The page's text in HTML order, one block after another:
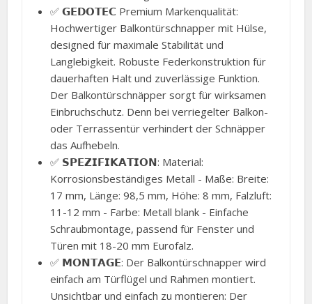
✅ 𝗚𝗘𝗗𝗢𝗧𝗘𝗖 Premium Markenqualität:
Hochwertiger Balkontürschnapper mit Hülse,
designed für maximale Stabilität und
Langlebigkeit. Robuste Federkonstruktion für
dauerhaften Halt und zuverlässige Funktion.
Der Balkontürschnäpper sorgt für wirksamen
Einbruchschutz. Denn bei verriegelter Balkon-
oder Terrassentür verhindert der Schnäpper
das Aufhebeln.
✅ 𝗦𝗣𝗘𝗭𝗜𝗙𝗜𝗞𝗔𝗧𝗜𝗢𝗡: Material:
Korrosionsbeständiges Metall - Maße: Breite:
17 mm, Länge: 98,5 mm, Höhe: 8 mm, Falzluft:
11-12 mm - Farbe: Metall blank - Einfache
Schraubmontage, passend für Fenster und
Türen mit 18-20 mm Eurofalz.
✅ 𝗠𝗢𝗡𝗧𝗔𝗚𝗘: Der Balkontürschnapper wird
einfach am Türflügel und Rahmen montiert.
Unsichtbar und einfach zu montieren: Der